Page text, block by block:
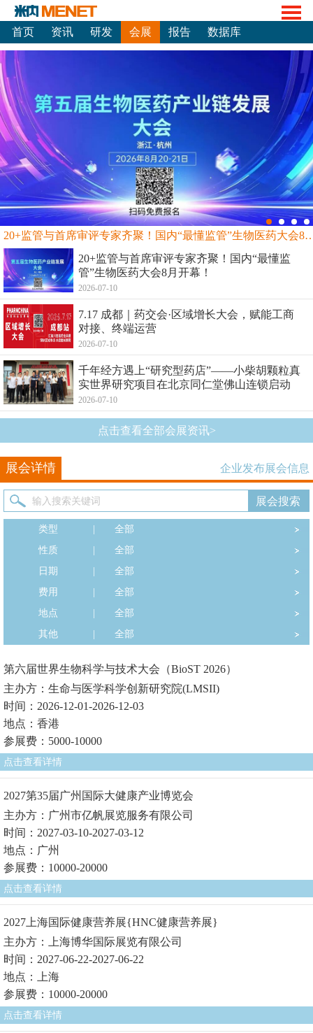
首页 资讯 研发 会展 报告 数据库
20+监管与首席审评专家齐聚！国内“最
20+监管与首席审评专家齐聚！国内“最懂监
管”生物医药大会8月开幕！
2026-07-10
7.17 成都｜药交会·区域增长大会，赋能工商
对接、终端运营
2026-07-10
千年经方遇上“研究型药店”——小柴胡颗粒真
实世界研究项目在北京同仁堂佛山连锁启动
2026-07-10
点击查看全部会展资讯>
展会详情 企业发布展会信息
类型
全部
性质
全部
日期
全部
费用
全部
地点
全部
其他
全部
第六届世界生物科学与技术大会（BioST 2026）
主办方：生命与医学科学创新研究院(LMSII)
时间：2026-12-01-2026-12-03
地点：香港
参展费：5000-10000
点击查看详情
2027第35届广州国际大健康产业博览会
主办方：广州市亿帆展览服务有限公司
时间：2027-03-10-2027-03-12
地点：广州
参展费：10000-20000
点击查看详情
2027上海国际健康营养展{HNC健康营养展}
主办方：上海博华国际展览有限公司
时间：2027-06-22-2027-06-22
地点：上海
参展费：10000-20000
点击查看详情